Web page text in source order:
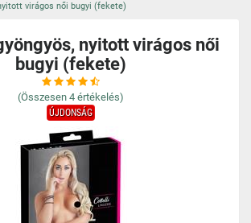
virágos női bugyi (fekete)
nyitott virágos női
bugyi (fekete)
(Összesen 4 értékelés)
ÚJDONSÁG